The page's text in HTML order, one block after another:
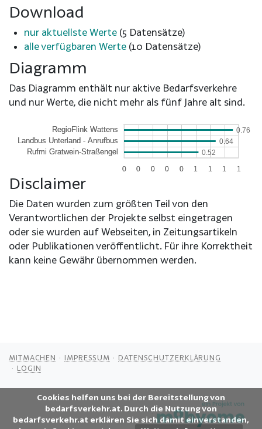
Cookies helfen uns bei der Bereitstellung von
bedarfsverkehr.at. Durch die Nutzung von
bedarfsverkehr.at erklären Sie sich damit einverstanden,
Download
nur aktuellste Werte(5 Datensätze)
alle verfügbaren Werte(10 Datensätze)
Diagramm
Das Diagramm enthält nur aktive Bedarfsverkehre
und nur Werte, die nicht mehr als fünf Jahre alt sind.
0 0 0 0 0 1 1 1 1
0 0 0 0 0 1 1 1 1
0.76
0.64
0.52
Disclaimer
Die Daten wurden zum größten Teil von den
Verantwortlichen der Projekte selbst eingetragen
oder sie wurden auf Webseiten, in Zeitungsartikeln
oder Publikationen veröffentlicht. Für ihre Korrektheit
kann keine Gewähr übernommen werden.
MITMACHEN IMPRESSUM
DATENSCHUTZERKLÄRUNG
LOGIN